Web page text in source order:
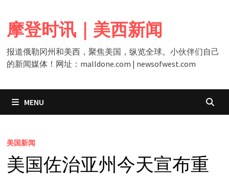
content
摩登时讯｜美西新闻
报道俄勒冈州和美西，聚焦美国，纵览全球。小伙伴们自己
的新闻媒体！网址：malldone.com | newsofwest.com
MENU
美国新闻
美国佐治亚州今天宣布重